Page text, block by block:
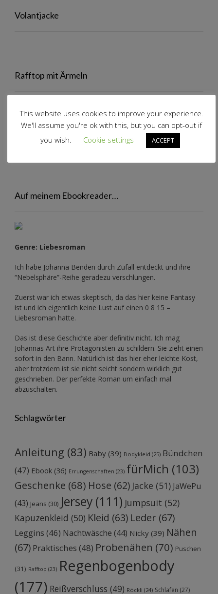
Volantjacke
Rafftop mit Ärmeln
Auf meinem Ebookreader…
Genre: Liebesroman
Ich habe Johanna Benden durch Zufall entdeckt und ihre
“Nebelsphäre”-Reihe geradezu verschlungen.
Zuerst war ich etwas skeptisch, da das hier keine Fantasy
ist und ich eigentlich keine Lust auf einen 0 8 15 –
Liebesroman hatte.
Das ist diese Geschichte aber definitiv nicht. Ich mag
Johannas Art ihre Protagonisten zu schildern. Sie zieht einen
sofort in den Bann. Natürlich ist das hier eher leichte Kost,
aber trotzdem ist sie nicht seicht sondern wirklich gut
geschrieben. Der perfekte Roman um einfach mal
abzuschalten.
Schlagwörter
Anleitung (83) Baby (39) Bodykleid (25) Bündchen
(47) Ebook (36) Errungenschaften (23) fürMich (103)
Geschenke (68) Hose (62) Jacke (51) JaWePu
(43) Jeans (30) Jersey (111) Jumpsuit (52)
Kapuzenkleid (50) Kleid (63) Leder (67)
Leggins (46) Nachtwäsche (44) Nicky (39) Nähen
(67) Praktisches (48) Probenähen (70) Puschen
(31) Rafftop (23) Regenbogenbody
(177) Reißverschluss (49) Röckli (24) Schlafen (27)
This website uses cookies to improve your experience.
We'll assume you're ok with this, but you can opt-out if
you wish.
Cookie settings ACCEPT